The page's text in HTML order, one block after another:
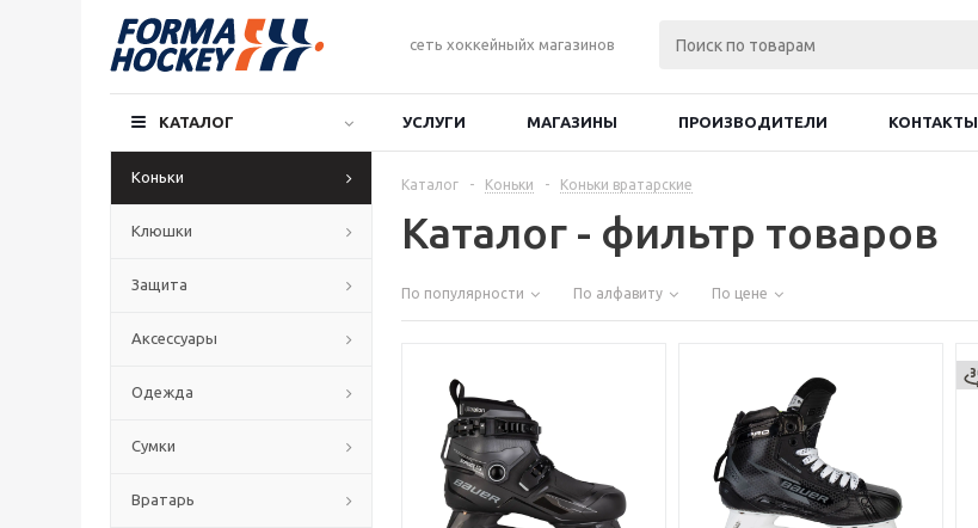
сеть хоккейныйх магазинов
КАТАЛОГ УСЛУГИ МАГАЗИНЫ ПРОИЗВОДИТЕЛИ КОНТАКТЫ
Коньки
Клюшки
Защита
Аксессуары
Одежда
Сумки
Вратарь
Каталог - Коньки - Коньки вратарские
Каталог - фильтр товаров
По популярности По алфавиту По цене